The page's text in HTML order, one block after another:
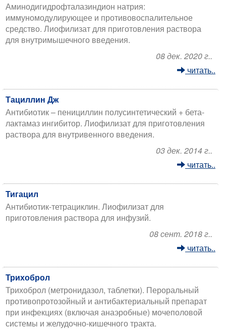
Аминодигидрофталазиндион натрия:
иммуномодулирующее и противовоспалительное
средство. Лиофилизат для приготовления раствора
для внутримышечного введения.
08 дек. 2020 г..
читать..
Тациллин Дж
Антибиотик – пенициллин полусинтетический + бета-
лактамаз ингибитор. Лиофилизат для приготовления
раствора для внутривенного введения.
03 дек. 2014 г..
читать..
Тигацил
Антибиотик-тетрациклин. Лиофилизат для
приготовления раствора для инфузий.
08 сент. 2018 г..
читать..
Трихоброл
Трихоброл (метронидазол, таблетки). Пероральный
противопротозойный и антибактериальный препарат
при инфекциях (включая анаэробные) мочеполовой
системы и желудочно-кишечного тракта.